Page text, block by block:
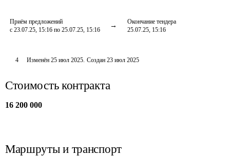
Приём предложений
с 23.07.25, 15:16 по 25.07.25, 15:16
Окончание тендера
25.07.25, 15:16
4 Изменён 25 июл 2025. Создан 23 июл 2025
Стоимость контракта
16 200 000
Маршруты и транспорт